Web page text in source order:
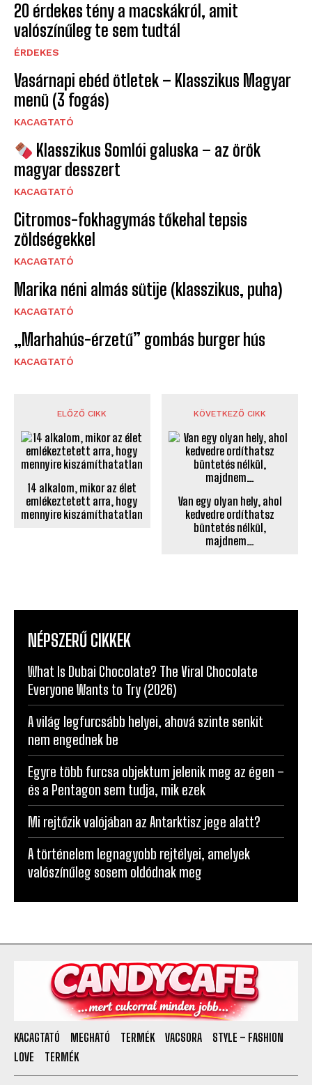
20 érdekes tény a macskákról, amit
valószínűleg te sem tudtál
ÉRDEKES
Vasárnapi ebéd ötletek – Klasszikus Magyar
menü (3 fogás)
KACAGTATÓ
Klasszikus Somlói galuska – az örök
magyar desszert
KACAGTATÓ
Citromos-fokhagymás tőkehal tepsis
zöldségekkel
KACAGTATÓ
Marika néni almás sütije (klasszikus, puha)
KACAGTATÓ
„Marhahús-érzetű” gombás burger hús
KACAGTATÓ
ELŐZŐ CIKK
14 alkalom, mikor az élet
emlékeztetett arra, hogy
mennyire kiszámíthatatlan
KÖVETKEZŐ CIKK
Van egy olyan hely, ahol
kedvedre ordíthatsz
büntetés nélkül,
majdnem…
NÉPSZERŰ CIKKEK
What Is Dubai Chocolate? The Viral Chocolate
Everyone Wants to Try (2026)
A világ legfurcsább helyei, ahová szinte senkit
nem engednek be
Egyre több furcsa objektum jelenik meg az égen –
és a Pentagon sem tudja, mik ezek
Mi rejtőzik valójában az Antarktisz jege alatt?
A történelem legnagyobb rejtélyei, amelyek
valószínűleg sosem oldódnak meg
KACAGTATÓ MEGHATÓ TERMÉK VACSORA
STYLE – FASHION
LOVE
TERMÉK